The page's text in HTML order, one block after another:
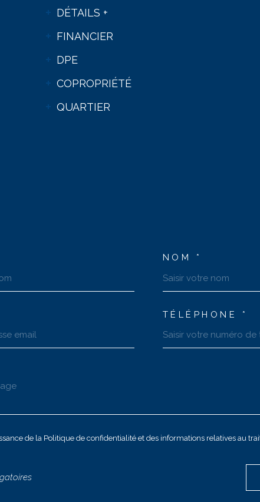
DÉTAILS +
FINANCIER
DPE
COPROPRIÉTÉ
QUARTIER
NOM *
TÉLÉPHONE *
de la Politique de confidentialité et des informations relatives au